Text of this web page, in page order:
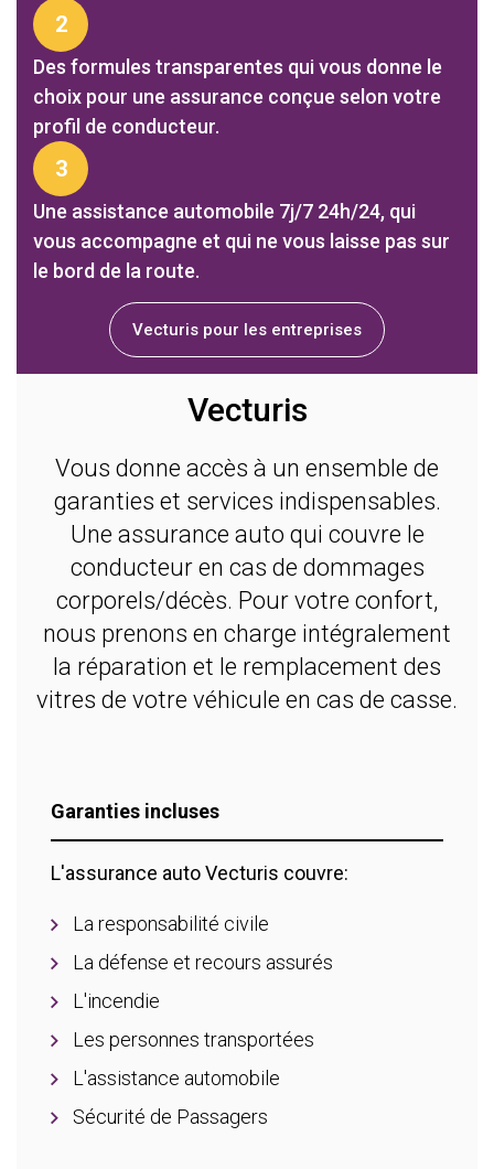
2
Des formules transparentes qui vous donne le
choix pour une assurance conçue selon votre
profil de conducteur.
3
Une assistance automobile 7j/7 24h/24, qui
vous accompagne et qui ne vous laisse pas sur
le bord de la route.
Vecturis pour les entreprises
Vecturis
Vous donne accès à un ensemble de
garanties et services indispensables.
Une assurance auto qui couvre le
conducteur en cas de dommages
corporels/décès. Pour votre confort,
nous prenons en charge intégralement
la réparation et le remplacement des
vitres de votre véhicule en cas de casse.
Garanties incluses
L'assurance auto Vecturis couvre:
La responsabilité civile
La défense et recours assurés
L'incendie
Les personnes transportées
L'assistance automobile
Sécurité de Passagers